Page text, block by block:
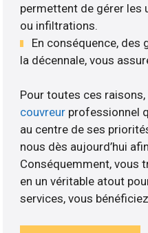
permettent de gérer les
ou infiltrations.
En conséquence,
la décennale, vous
Pour toutes ces
couvreur professionnel
au centre de ses
nous dès aujourd’hui
Conséquemment, vous
en un véritable atout
services, vous